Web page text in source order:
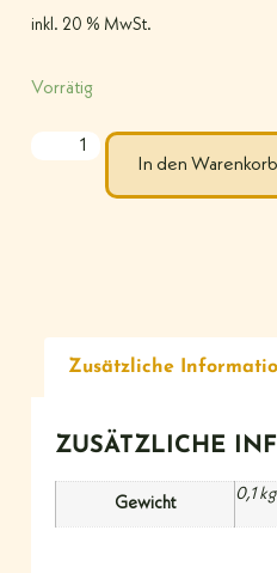
inkl. 20 % MwSt.
Vorrätig
In den Warenkorb
Zusätzliche
ZUSÄTZLICHE
Gewicht
0,1 kg